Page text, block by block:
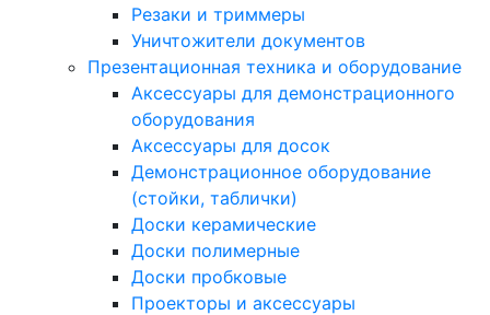
Резаки и триммеры
Уничтожители документов
Презентационная техника и оборудование
Аксессуары для демонстрационного
оборудования
Аксессуары для досок
Демонстрационное оборудование
(стойки, таблички)
Доски керамические
Доски полимерные
Доски пробковые
Проекторы и аксессуары